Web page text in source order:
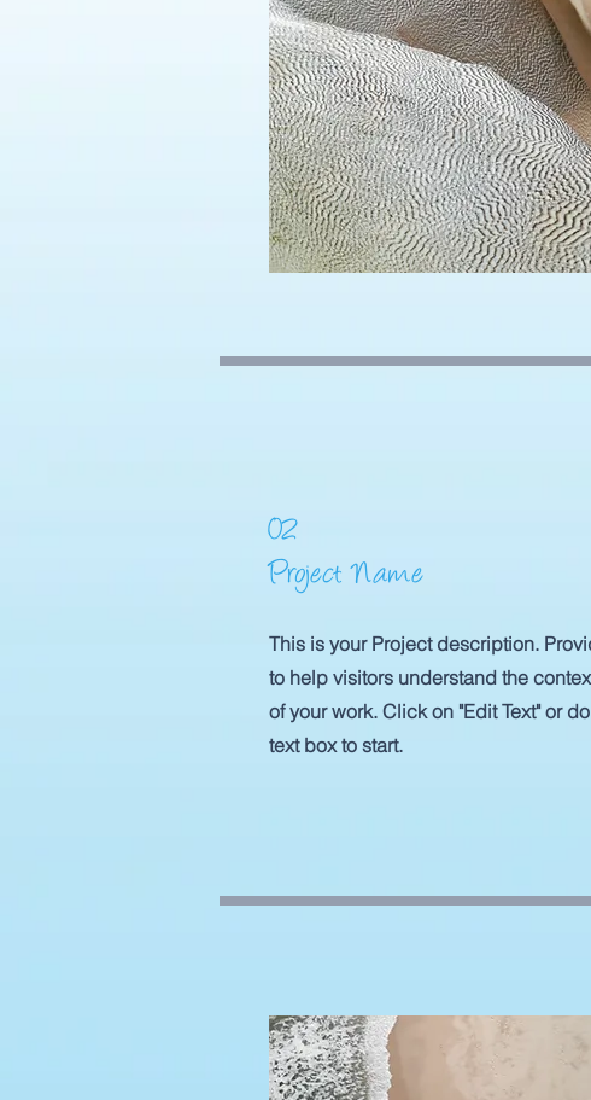
02
Project Name
This is your Project description.
to help visitors understand the
of your work. Click on "Edit Text" or
text box to start.